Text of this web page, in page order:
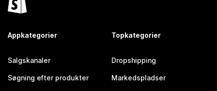
Appkategorier
Salgskanaler
Søgning efter produkter
Topkategorier
Dropshipping
Markedspladser